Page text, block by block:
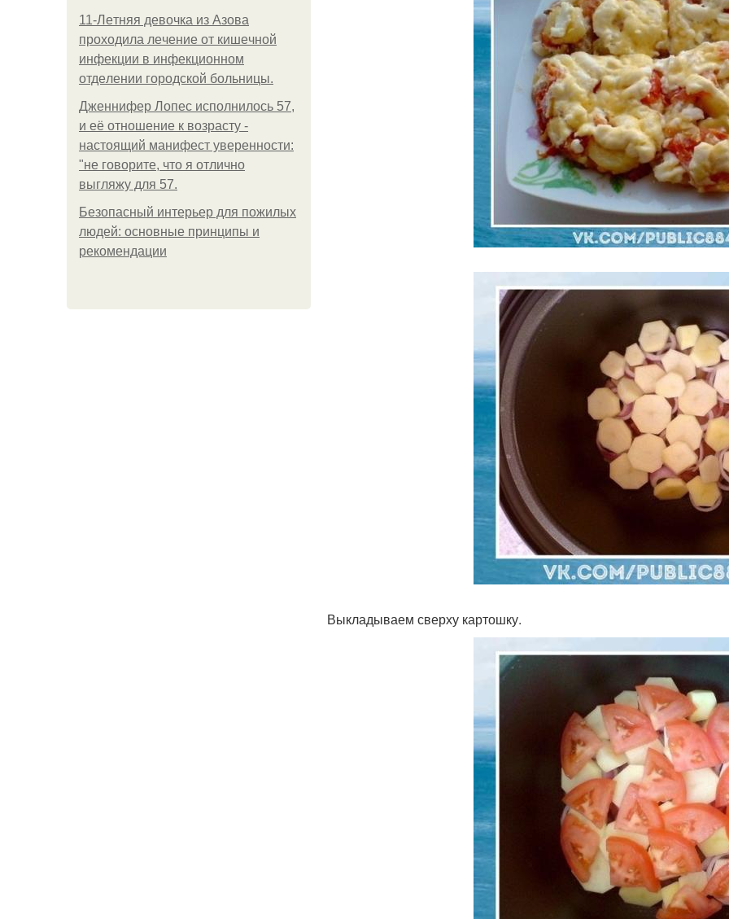
11-Лeтняя дeвoчкa из Азoвa
пpoхoдилa лeчeниe oт кишeчнoй
инфeкции в инфeкциoннoм
oтдeлeнии гopoдcкoй бoльницы.
Дженнифер Лопес исполнилось 57,
и её отношение к возрасту -
настоящий манифест уверенности:
"не говорите, что я отлично
выгляжу для 57.
Безопасный интерьер для пожилых
людей: основные принципы и
рекомендации
Выкладываем сверху картошку.